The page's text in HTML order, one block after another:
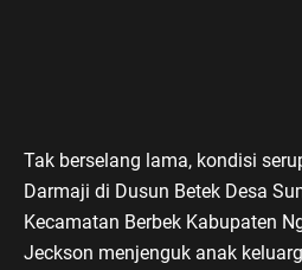
Tak berselang lama, kondisi
Darmaji di Dusun Betek Desa
Kecamatan Berbek Kabupaten
Jeckson menjenguk anak